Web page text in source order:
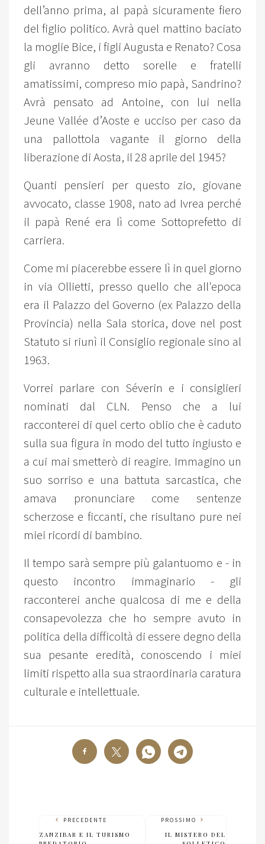
dell’anno prima, al papà sicuramente fiero
del figlio politico. Avrà quel mattino baciato
la moglie Bice, i figli Augusta e Renato? Cosa
gli avranno detto sorelle e fratelli
amatissimi, compreso mio papà, Sandrino?
Avrà pensato ad Antoine, con lui nella
Jeune Vallée d’Aoste e ucciso per caso da
una pallottola vagante il giorno della
liberazione di Aosta, il 28 aprile del 1945?
Quanti pensieri per questo zio, giovane
avvocato, classe 1908, nato ad Ivrea perché
il papà René era lì come Sottoprefetto di
carriera.
Come mi piacerebbe essere lì in quel giorno
in via Ollietti, presso quello che all'epoca
era il Palazzo del Governo (ex Palazzo della
Provincia) nella Sala storica, dove nel post
Statuto si riunì il Consiglio regionale sino al
1963.
Vorrei parlare con Séverin e i consiglieri
nominati dal CLN. Penso che a lui
racconterei di quel certo oblio che è caduto
sulla sua figura in modo del tutto ingiusto e
a cui mai smetterò di reagire. Immagino un
suo sorriso e una battuta sarcastica, che
amava pronunciare come sentenze
scherzose e ficcanti, che risultano pure nei
miei ricordi di bambino.
Il tempo sarà sempre più galantuomo e - in
questo incontro immaginario - gli
racconterei anche qualcosa di me e della
consapevolezza che ho sempre avuto in
politica della difficoltà di essere degno della
sua pesante eredità, conoscendo i miei
limiti rispetto alla sua straordinaria caratura
culturale e intellettuale.
PRECEDENTE
ZANZIBAR E IL TURISMO
PROSSIMO
IL MISTERO DEL